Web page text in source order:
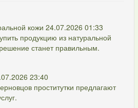
кожи 24.07.2026 01:33
продукцию из натуральной
станет правильным.
23:40
проститутки предлагают